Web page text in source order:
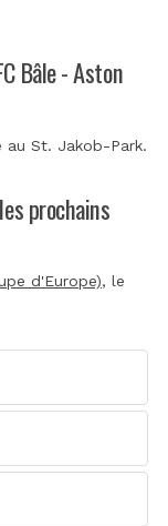
Bâle - Aston
au St. Jakob-Park.
prochains
d'Europe), le